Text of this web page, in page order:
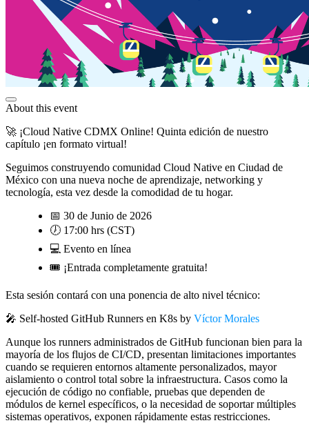
About this event
🚀 ¡Cloud Native CDMX Online! Quinta edición de nuestro
capítulo ¡en formato virtual!
Seguimos construyendo comunidad Cloud Native en Ciudad de
México con una nueva noche de aprendizaje, networking y
tecnología, esta vez desde la comodidad de tu hogar.
📅 30 de Junio de 2026
🕖 17:00 hrs (CST)
💻 Evento en línea
🎟️ ¡Entrada completamente gratuita!
Esta sesión contará con una ponencia de alto nivel técnico:
🎤 Self-hosted GitHub Runners en K8s by Víctor Morales
Aunque los runners administrados de GitHub funcionan bien para la
mayoría de los flujos de CI/CD, presentan limitaciones importantes
cuando se requieren entornos altamente personalizados, mayor
aislamiento o control total sobre la infraestructura. Casos como la
ejecución de código no confiable, pruebas que dependen de
módulos de kernel específicos, o la necesidad de soportar múltiples
sistemas operativos, exponen rápidamente estas restricciones.